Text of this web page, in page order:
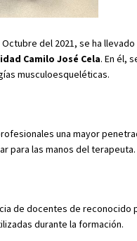
Octubre del 2021, se ha
Camilo José Cela. En él,
musculoesqueléticas.
una mayor
para las manos del terapeuta.
de docentes de
durante la formación.